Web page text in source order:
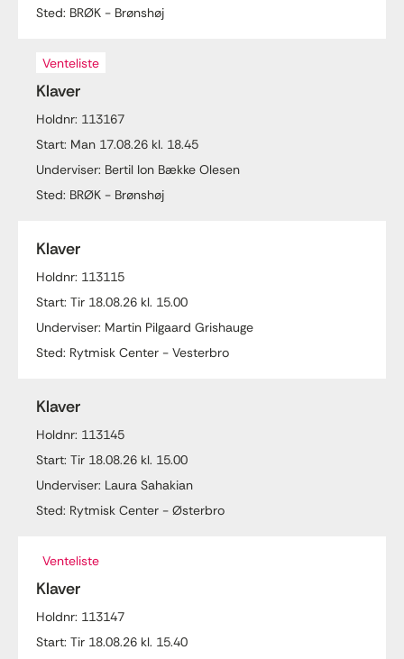
Sted: BRØK - Brønshøj
Venteliste
Klaver
Holdnr: 113167
Start: Man 17.08.26 kl. 18.45
Underviser: Bertil Ion Bække Olesen
Sted: BRØK - Brønshøj
Klaver
Holdnr: 113115
Start: Tir 18.08.26 kl. 15.00
Underviser: Martin Pilgaard Grishauge
Sted: Rytmisk Center - Vesterbro
Klaver
Holdnr: 113145
Start: Tir 18.08.26 kl. 15.00
Underviser: Laura Sahakian
Sted: Rytmisk Center - Østerbro
Venteliste
Klaver
Holdnr: 113147
Start: Tir 18.08.26 kl. 15.40